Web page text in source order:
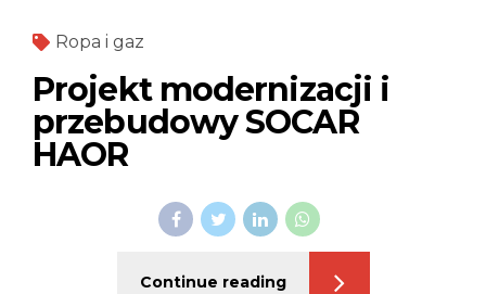
Ropa i gaz
Projekt modernizacji i
przebudowy SOCAR
HAOR
Continue reading